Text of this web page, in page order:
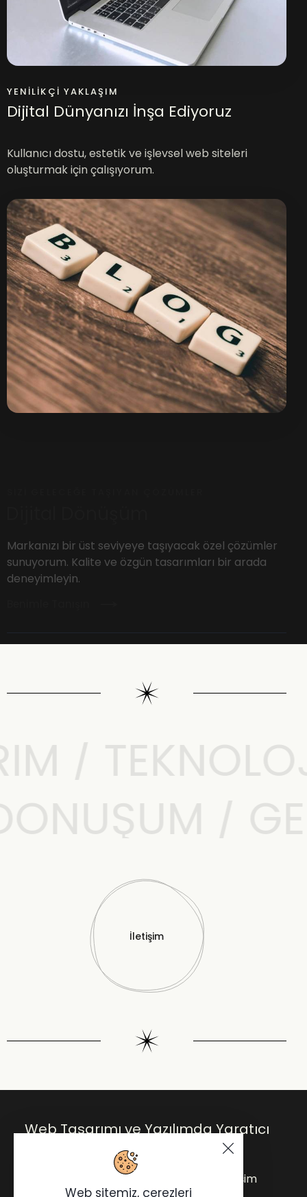
YENILIKÇI YAKLAŞIM
Dijital Dünyanızı İnşa Ediyoruz
Kullanıcı dostu, estetik ve işlevsel web siteleri
oluşturmak için çalışıyorum.
Markanızı bir üst seviyeye taşıyacak özel çözümler
sunuyorum. Kalite ve özgün tasarımları bir arada
deneyimleyin.
İletişim
Web Tasarımı ve Yazılımda Yaratıcı
Çözümler.
Blog İletişim
Web sitemiz, çerezleri